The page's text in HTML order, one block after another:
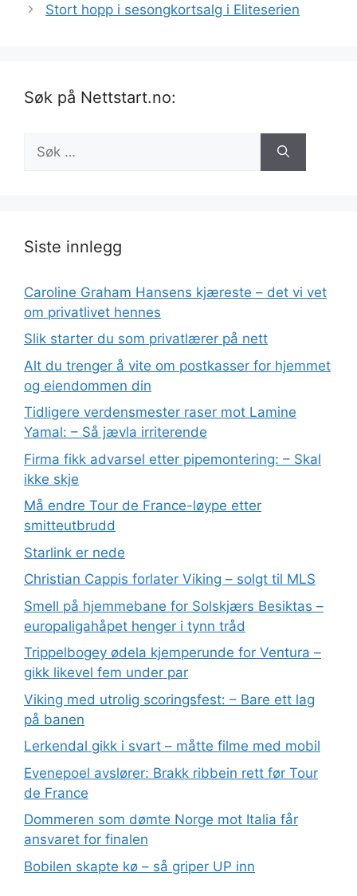
Stort hopp i sesongkortsalg i Eliteserien
Søk på Nettstart.no:
etter:
Siste innlegg
Caroline Graham Hansens kjæreste – det vi vet
om privatlivet hennes
Slik starter du som privatlærer på nett
Alt du trenger å vite om postkasser for hjemmet
og eiendommen din
Tidligere verdensmester raser mot Lamine
Yamal: – Så jævla irriterende
Firma fikk advarsel etter pipemontering: – Skal
ikke skje
Må endre Tour de France-løype etter
smitteutbrudd
Starlink er nede
Christian Cappis forlater Viking – solgt til MLS
Smell på hjemmebane for Solskjærs Besiktas –
europaligahåpet henger i tynn tråd
Trippelbogey ødela kjemperunde for Ventura –
gikk likevel fem under par
Viking med utrolig scoringsfest: – Bare ett lag
på banen
Lerkendal gikk i svart – måtte filme med mobil
Evenepoel avslører: Brakk ribbein rett før Tour
de France
Dommeren som dømte Norge mot Italia får
ansvaret for finalen
Bobilen skapte kø – så griper UP inn